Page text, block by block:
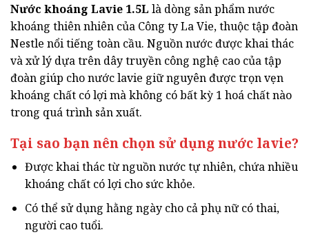
Nước khoáng Lavie 1.5L là dòng sản phẩm nước
khoáng thiên nhiên của Công ty La Vie, thuộc tập đoàn
Nestle nổi tiếng toàn cầu. Nguồn nước được khai thác
và xử lý dựa trên dây truyền công nghệ cao của tập
đoàn giúp cho nước lavie giữ nguyên được trọn vẹn
khoáng chất có lợi mà không có bất kỳ 1 hoá chất nào
trong quá trình sản xuất.
Tại sao bạn nên chọn sử dụng nước lavie?
Được khai thác từ nguồn nước tự nhiên, chứa nhiều
khoáng chất có lợi cho sức khỏe.
Có thể sử dụng hằng ngày cho cả phụ nữ có thai,
người cao tuổi.